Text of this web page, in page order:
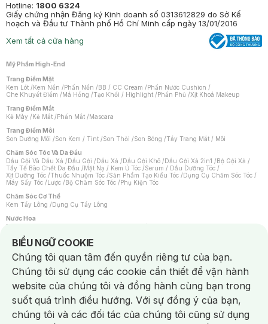
Hotline: 1800 6324
Giấy chứng nhận Đăng ký Kinh doanh số 0313612829 do Sở Kế
hoạch và Đầu tư Thành phố Hồ Chí Minh cấp ngày 13/01/2016
Xem tất cả cửa hàng
Mỹ Phẩm High-End
Trang Điểm Mặt
Kem Lót /Kem Nền /Phấn Nền /BB / CC Cream /Phấn Nước Cushion /
Che Khuyết Điểm /Má Hồng /Tạo Khối / Highlight /Phấn Phủ /Xịt Khoá Makeup
Trang Điểm Mắt
Kẻ Mày /Kẻ Mắt /Phấn Mắt /Mascara
Trang Điểm Môi
Son Dưỡng Môi /Son Kem / Tint /Son Thỏi /Son Bóng /Tẩy Trang Mắt / Môi
Chăm Sóc Tóc Và Da Đầu
Dầu Gội Và Dầu Xả /Dầu Gội /Dầu Xả /Dầu Gội Khô /Dầu Gội Xả 2in1 /Bộ Gội Xả /
Tẩy Tế Bào Chết Da Đầu /Mặt Nạ / Kem Ủ Tóc /Serum / Dầu Dưỡng Tóc /
Xịt Dưỡng Tóc /Thuốc Nhuộm Tóc /Sản Phẩm Tạo Kiểu Tóc /Dụng Cụ Chăm Sóc Tóc /
Máy Sấy Tóc /Lược /Bộ Chăm Sóc Tóc /Phụ Kiện Tóc
Chăm Sóc Cơ Thể
Kem Tẩy Lông /Dụng Cụ Tẩy Lông
Nước Hoa
Nước Hoa Nữ
Chăm Sóc Cá Nhân
Chống Muỗi /Khẩu Trang /Máy Massage/Mặt Nạ Xông Hơi /Nước Rửa Tay/
Sản Phẩm Chăm Sóc Khác /Bàn Chải Đánh Răng /Bàn Chải Điện/
Hỗ Trợ Trắng Răng/Kem Đánh Răng /Máy Tăm Nước/ Nước Súc Miệng/
Tăm / Chỉ Nha Khoa/ Xịt Thơm Miệng / Dung Dịch Vệ Sinh/Dưỡng Vùng Kín/
Khăn Ướt Vệ Sinh Vùng Kín/Băng Vệ Sinh/Tampon/Bọt Cạo Râu /Dao Cạo Râu/
Máy Cạo Râu
Vấn Đề Về Da
Da Dầu / Lỗ Chân Lông To/ Da Khô / Mất Nước/ Da Lão Hóa/ Da Mụn/
Da Nhạy Cảm / Kích Ứng
Da Xỉn Màu Thâm / Nám / Tàn Nhang
BIỂU NGỮ COOKIE
Notice about cookies usage
Chúng tôi quan tâm đến quyền riêng tư của bạn.
Chúng tôi sử dụng các cookie cần thiết để vận hành
website của chúng tôi và đồng hành cùng bạn trong
suốt quá trình điều hướng. Với sự đồng ý của bạn,
chúng tôi và các đối tác của chúng tôi cũng sử dụng